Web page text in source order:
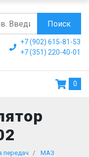
+7 (902) 615-81-53
+7 (351) 220-40-01
Поиск
0
передач
МАЗ